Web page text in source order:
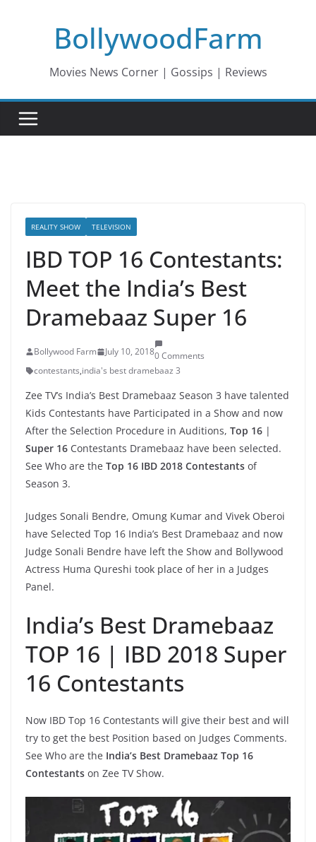
BollywoodFarm
Movies News Corner | Gossips | Reviews
REALITY SHOW TELEVISION
IBD TOP 16 Contestants:
Meet the India’s Best
Dramebaaz Super 16
Bollywood Farm July 10, 20180 Comments
contestants,india's best dramebaaz 3
Zee TV’s India’s Best Dramebaaz Season 3 have talented
Kids Contestants have Participated in a Show and now
After the Selection Procedure in Auditions, Top 16 |
Super 16 Contestants Dramebaaz have been selected.
See Who are the Top 16 IBD 2018 Contestants of
Season 3.
Judges Sonali Bendre, Omung Kumar and Vivek Oberoi
have Selected Top 16 India’s Best Dramebaaz and now
Judge Sonali Bendre have left the Show and Bollywood
Actress Huma Qureshi took place of her in a Judges
Panel.
India’s Best Dramebaaz
TOP 16 | IBD 2018 Super
16 Contestants
Now IBD Top 16 Contestants will give their best and will
try to get the best Position based on Judges Comments.
See Who are the India’s Best Dramebaaz Top 16
Contestants on Zee TV Show.